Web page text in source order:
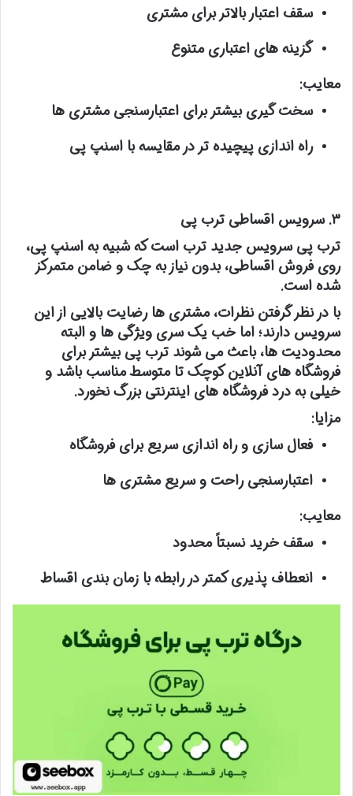
سقف اعتبار بالاتر برای مشتری
گزینه های اعتباری متنوع
معایب:
سخت گیری بیشتر برای اعتبارسنجی مشتری ها
راه اندازی پیچیده تر در مقایسه با اسنپ پی
۳. سرویس اقساطی ترب پی
ترب پی سرویس جدید ترب است که شبیه به اسنپ پی،
روی فروش اقساطی، بدون نیاز به چک و ضامن متمرکز
شده است.
با در نظر گرفتن نظرات، مشتری ها رضایت بالایی از این
سرویس دارند؛ اما خب یک سری ویژگی ها و البته
محدودیت ها، باعث می شوند ترب پی بیشتر برای
فروشگاه های آنلاین کوچک تا متوسط مناسب باشد و
خیلی به درد فروشگاه های اینترنتی بزرگ نخورد.
مزایا:
فعال سازی و راه اندازی سریع برای فروشگاه
اعتبارسنجی راحت و سریع مشتری ها
معایب:
سقف خرید نسبتاً محدود
انعطاف پذیری کمتر در رابطه با زمان بندی اقساط